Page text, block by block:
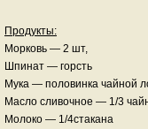
Продукты:
Морковь — 2 шт,
Шпинат — горсть
Мука — половинка чайной
Масло сливочное — 1/3
Молоко — 1/4стакана